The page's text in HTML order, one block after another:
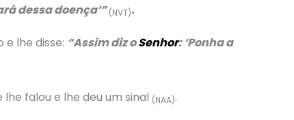
dessa doença’”(NVT).
e lhe disse: “Assim diz oSenhor: ‘Ponha a
lhe falou e lhe deu um sinal (NAA).